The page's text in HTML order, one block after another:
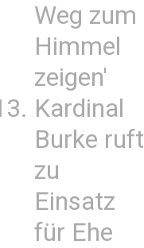
Weg zum
Himmel
zeigen'
Kardinal
Burke ruft
zu
Einsatz
für Ehe